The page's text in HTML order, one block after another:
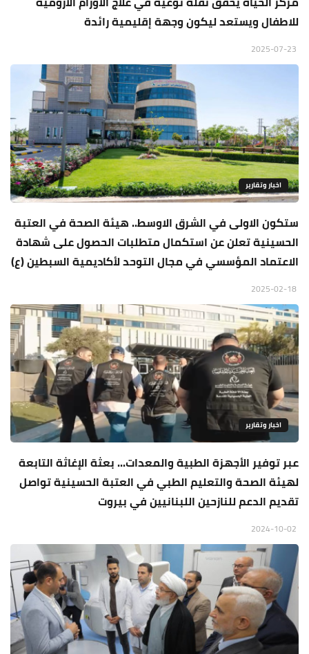
للاطفال ويستعد ليكون وجهة إقليمية رائدة
اخبار وتقارير
ستكون الاولى في الشرق الاوسط.. هيئة الصحة في العتبة
الحسينية تعلن عن استكمال متطلبات الحصول على شهادة
الاعتماد المؤسسي في مجال التوحد لأكاديمية السبطين (ع)
اخبار وتقارير
عبر توفير الأجهزة الطبية والمعدات... بعثة الإغاثة التابعة
لهيئة الصحة والتعليم الطبي في العتبة الحسينية تواصل
تقديم الدعم للنازحين اللبنانيين في بيروت